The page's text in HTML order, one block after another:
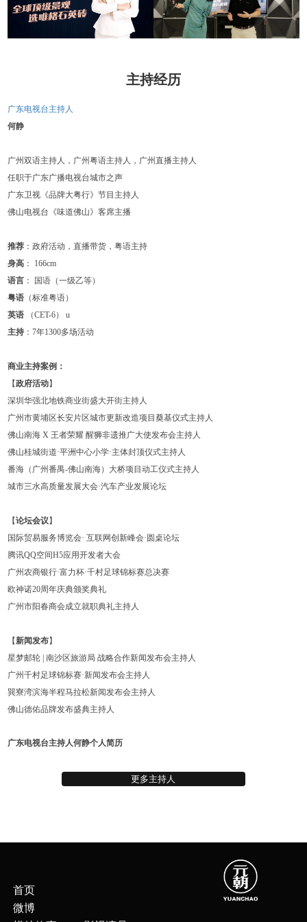
主持经历
广东电视台主持人
何静
广州双语主持人，广州粤语主持人，广州直播主持人
任职于广东广播电视台城市之声
广东卫视《品牌大粤行》节目主持人
佛山电视台《味道佛山》客席主播
推荐 ：政府活动，直播带货，粤语主持
身高 ： 166cm
语言 ： 国语（一级乙等）
粤语 （标准粤语）
英语 （CET-6） u
主持 ：7年1300多场活动
商业主持案例：
【政府活动】
深圳华强北地铁商业街盛大开街主持人
广州市黄埔区长安片区城市更新改造项目奠基仪式主持人
佛山南海 X 王者荣耀 醒狮非遗推广大使发布会主持人
佛山桂城街道·平洲中心小学·主体封顶仪式主持人
番海（广州番禺-佛山南海）大桥项目动工仪式主持人
城市三水高质量发展大会·汽车产业发展论坛
【论坛会议】
国际贸易服务博览会· 互联网创新峰会·圆桌论坛
腾讯QQ空间H5应用开发者大会
广州农商银行·富力杯·千村足球锦标赛总决赛
欧神诺20周年庆典颁奖典礼
广州市阳春商会成立就职典礼主持人
【新闻发布】
星梦邮轮 | 南沙区旅游局 战略合作新闻发布会主持人
广州千村足球锦标赛·新闻发布会主持人
巽寮湾滨海半程马拉松新闻发布会主持人
佛山德佑品牌发布盛典主持人
广东电视台主持人何静个人简历
更多主持人
首页
微博